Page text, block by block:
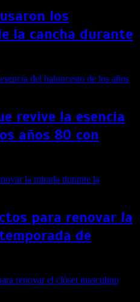
los
la cancha durante
revive la esencia
años 80 con
para renovar la
de